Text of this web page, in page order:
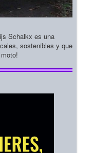
Schalkx es una
sostenibles y que